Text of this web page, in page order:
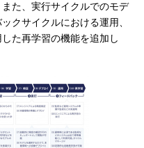
た、実行サイクルでのモデ
クサイクルにおける運用、
た再学習の機能を追加し